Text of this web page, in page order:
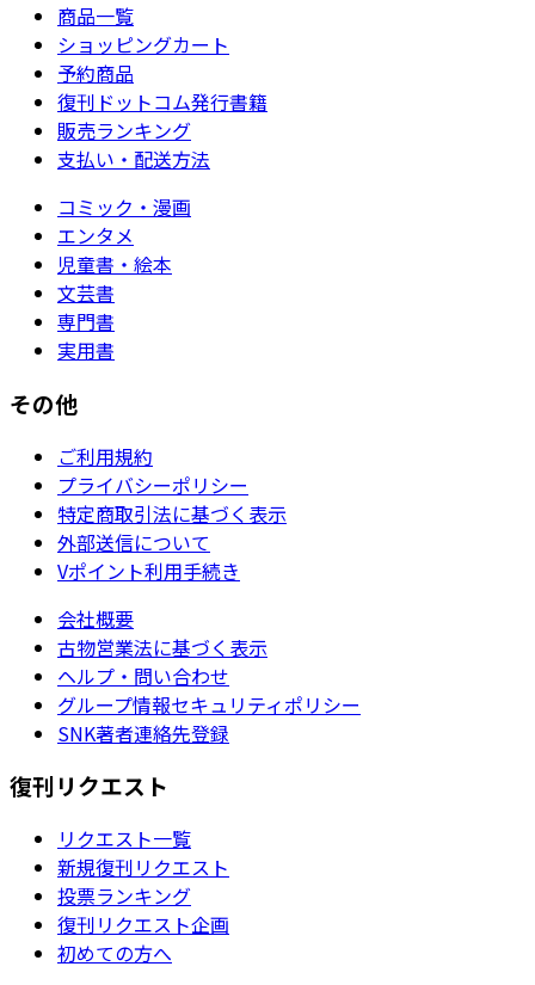
商品一覧
ショッピングカート
予約商品
復刊ドットコム発行書籍
販売ランキング
支払い・配送方法
コミック・漫画
エンタメ
児童書・絵本
文芸書
専門書
実用書
その他
ご利用規約
プライバシーポリシー
特定商取引法に基づく表示
外部送信について
Vポイント利用手続き
会社概要
古物営業法に基づく表示
ヘルプ・問い合わせ
グループ情報セキュリティポリシー
SNK著者連絡先登録
復刊リクエスト
リクエスト一覧
新規復刊リクエスト
投票ランキング
復刊リクエスト企画
初めての方へ